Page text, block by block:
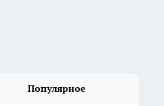
Популярное